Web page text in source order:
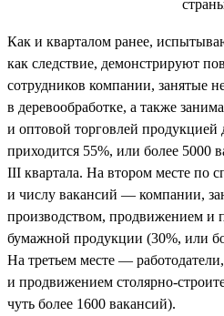
Как и кварталом ранее,
как следствие, демонстрируют
сотрудников компании, занятые
в деревообработке, а также
и оптовой торговлей продукцией
приходится 55%, или более 5000
III квартала. На втором месте по
и числу вакансий — компании,
производством, продвижением и
бумажной продукции (30%, или
На третьем месте —
и продвижением столярно-
чуть более 1600 вакансий).